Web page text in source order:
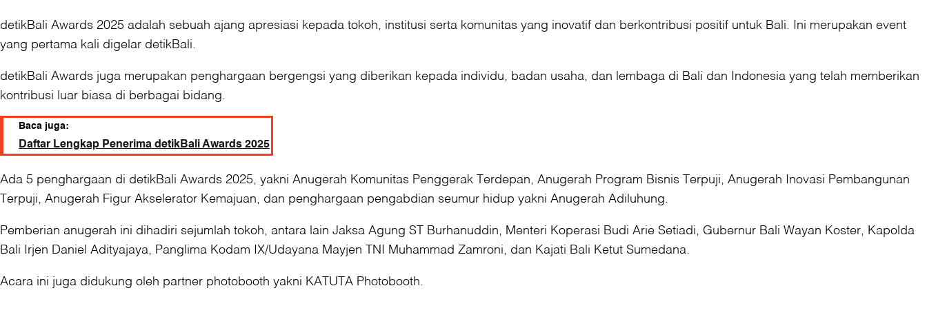
detikBali Awards 2025 adalah sebuah ajang apresiasi kepada tokoh, institusi serta komunitas yang inovatif dan berkontribusi positif untuk Bali. Ini merupakan event
yang pertama kali digelar detikBali.
detikBali Awards juga merupakan penghargaan bergengsi yang diberikan kepada individu, badan usaha, dan lembaga di Bali dan Indonesia yang telah memberikan
kontribusi luar biasa di berbagai bidang.
Baca juga:
Daftar Lengkap Penerima detikBali Awards 2025
Ada 5 penghargaan di detikBali Awards 2025, yakni Anugerah Komunitas Penggerak Terdepan, Anugerah Program Bisnis Terpuji, Anugerah Inovasi Pembangunan
Terpuji, Anugerah Figur Akselerator Kemajuan, dan penghargaan pengabdian seumur hidup yakni Anugerah Adiluhung.
Pemberian anugerah ini dihadiri sejumlah tokoh, antara lain Jaksa Agung ST Burhanuddin, Menteri Koperasi Budi Arie Setiadi, Gubernur Bali Wayan Koster, Kapolda
Bali Irjen Daniel Adityajaya, Panglima Kodam IX/Udayana Mayjen TNI Muhammad Zamroni, dan Kajati Bali Ketut Sumedana.
Acara ini juga didukung oleh partner photobooth yakni KATUTA Photobooth.